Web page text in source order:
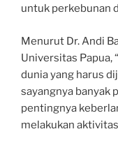
untuk perkebunan
Menurut Dr. Andi
Universitas Papua,
dunia yang harus
sayangnya banyak
pentingnya
melakukan